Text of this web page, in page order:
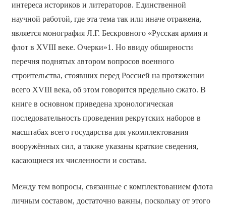
интереса историков и литераторов. Единственной
научной работой, где эта тема так или иначе отражена,
является монография Л.Г. Бескровного «Русская армия и
флот в XVIII веке. Очерки»1. Но ввиду обширности
перечня поднятых автором вопросов военного
строительства, стоявших перед Россией на протяжении
всего XVIII века, об этом говорится предельно сжато. В
книге в основном приведена хронологическая
последовательность проведения рекрутских наборов в
масштабах всего государства для укомплектования
вооружённых сил, а также указаны краткие сведения,
касающиеся их численности и состава.
Между тем вопросы, связанные с комплектованием флота
личным составом, достаточно важны, поскольку от этого